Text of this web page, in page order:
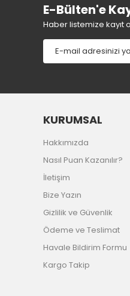
E-Bülten'e
Haber listemize
KURUMSAL
Hakkımızda
Nasıl Puan Kazanılır?
İletişim
Bize Yazın
Gizlilik ve Güvenlik
Ödeme ve Teslimat
Havale Bildirim Formu
Kargo Takip